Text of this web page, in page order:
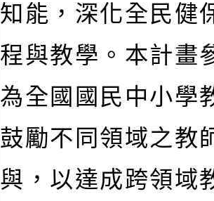
知能，深化全民健
程與教學。本計畫
為全國國民中小學
鼓勵不同領域之教
與，以達成跨領域